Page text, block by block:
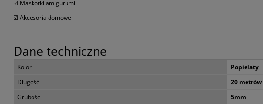
Sznurek bawełniany pleciony 50m
Makramy w Pudełku
☑️ Maskotki amigurumi
☑️ Akcesoria domowe
Dane techniczne
Kolor
Popielaty
Długość
20 metrów
Grubośc
5mm